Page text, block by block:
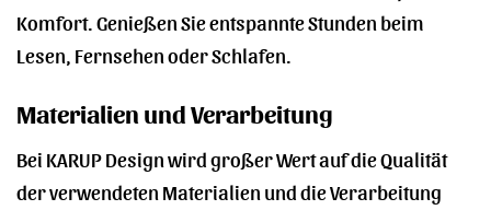
Komfort. Genießen Sie entspannte Stunden beim
Lesen, Fernsehen oder Schlafen.
Materialien und Verarbeitung
Bei KARUP Design wird großer Wert auf die Qualität
der verwendeten Materialien und die Verarbeitung